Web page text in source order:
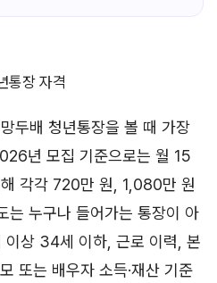
두배 청년통장을 볼 때 가장
년 모집 기준으로는 월 15
각각 720만 원, 1,080만 원
는 누구나 들어가는 통장이 아
이상 34세 이하, 근로 이력, 본
또는 배우자 소득·재산 기준